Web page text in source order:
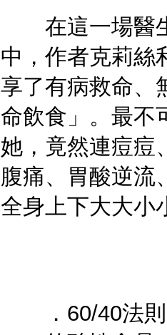
在這一場醫生
中，作者克莉絲
享了有病救命、
命飲食」。最不
她，竟然連痘痘
腹痛、胃酸逆
全身上下大大小
．60/40法則